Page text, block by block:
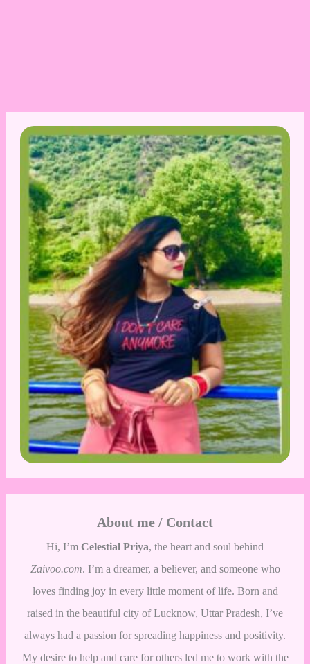
About me / Contact
Hi, I’m Celestial Priya, the heart and soul behind
Zaivoo.com. I’m a dreamer, a believer, and someone who
loves finding joy in every little moment of life. Born and
raised in the beautiful city of Lucknow, Uttar Pradesh, I’ve
always had a passion for spreading happiness and positivity.
My desire to help and care for others led me to work with the